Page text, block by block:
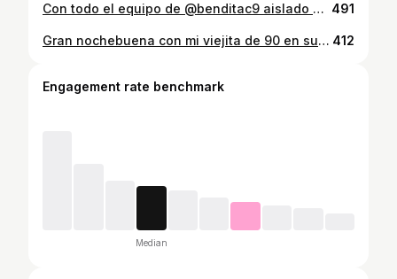
Con todo el equipo de @benditac9 aislado por prevención, les agradezco permitirme hacerles el aguante desde el piso con los protagonistas desde sus casas. Gracias x el lujo de una experiencia inolvidable @elbetocasella @edithhermida @alemaglietti @juariu @wqueijeiro Gracias al hermoso equipo de producción que tiene el programa. Y mi mayor deseo de que estén bien y recuperados pronto para @anyventura1 y @soypagani . Un día súper feliz!!!!! Gracias 🙏 @canal9oficial 491
Gran nochebuena con mi viejita de 90 en su mejor momento, con el querido Tano de 88 y con familia y amigos que me brindan cariño. Gracias por hacernos felices entre todos !!! @zunino.matias @leandro_milanesio @camilataglieri @juan 412
Engagement rate benchmark
Median